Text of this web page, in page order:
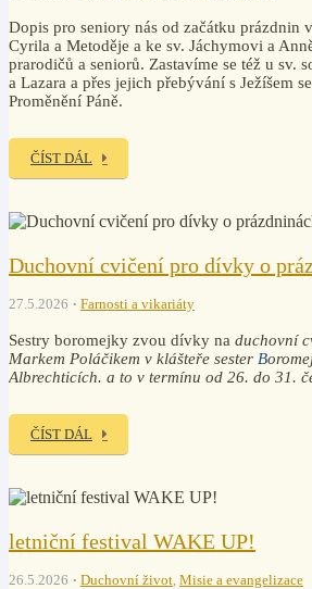
Dopis pro seniory nás od začátku prázdnin
Cyrila a Metoděje a ke sv. Jáchymovi a
prarodičů a seniorů. Zastavíme se též u sv.
a Lazara a přes jejich přebývání s Ježíšem
Proměnění Páně.
ČÍST DÁL
Duchovní cvičení pro dívky o
27.5.2026 Farnosti a vikariáty
Sestry boromejky zvou dívky na duchovní
Markem Poláčikem v klášteře sester B
Albrechticích. a to v termínu od 26. do 31.
ČÍST DÁL
letniční festival WAKE UP!
26.5.2026 Duchovní život, Misie a evangelizace